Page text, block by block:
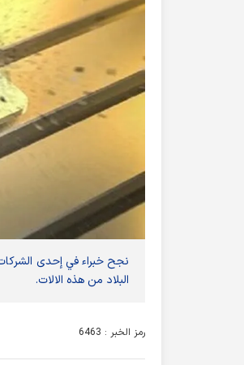
البلاد من هذه الالات.
رمز الخبر : 6463